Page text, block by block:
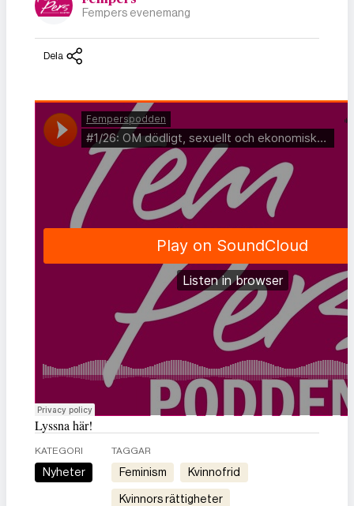
Fempers evenemang
Dela
Lyssna här!
KATEGORI
Nyheter
TAGGAR
feminism kvinnofrid
kvinnors rättigheter